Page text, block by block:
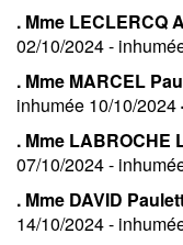
. Mme LECLERCQ
02/10/2024 -
. Mme MARCEL
inhumée 10/10/2024
. Mme LABROCHE
07/10/2024 -
. Mme DAVID
14/10/2024 -